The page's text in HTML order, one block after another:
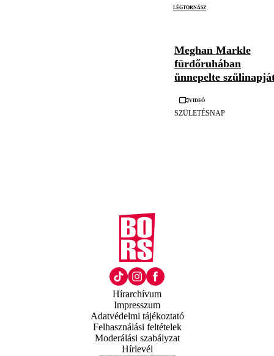
légtornász
Meghan Markle
fürdőruhában
ünnepelte
Videó
SZÜLETÉSNAP
Hírarchívum
Impresszum
Adatvédelmi tájékoztató
Felhasználási feltételek
Moderálási szabályzat
Hírlevél